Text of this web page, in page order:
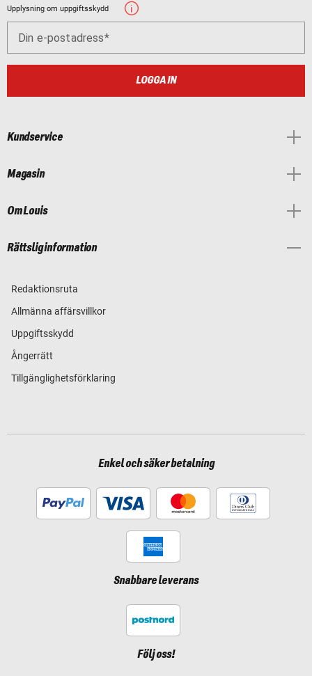
Upplysning om uppgiftsskydd
Din e-postadress
LOGGA IN
Kundservice
Magasin
Om Louis
Rättslig information
Redaktionsruta
Allmänna affärsvillkor
Uppgiftsskydd
Ångerrätt
Tillgänglighetsförklaring
Enkel och säker betalning
Snabbare leverans
Följ oss!